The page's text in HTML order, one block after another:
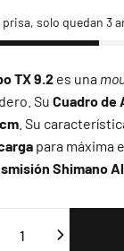
prisa, solo quedan 3
TX 9.2 es una
SuCuadro de
. Su
para máxima
Shimano